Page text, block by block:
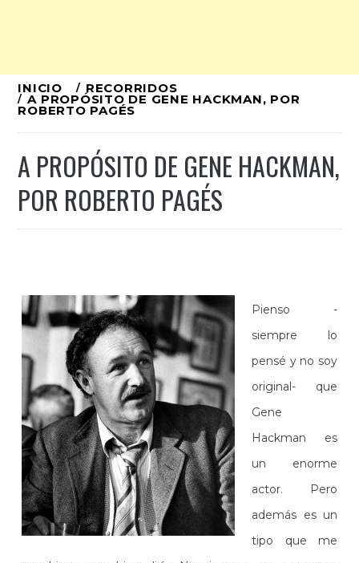
Ir
al
INICIO RECORRIDOS
A PROPÓSITO DE GENE HACKMAN, POR
ROBERTO PAGÉS
A PROPÓSITO DE GENE HACKMAN,
POR ROBERTO PAGÉS
Pienso -
siempre lo
pensé y no soy
original- que
Gene
Hackman es
un enorme
actor. Pero
además es un
tipo que me